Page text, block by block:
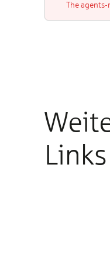
The
Links